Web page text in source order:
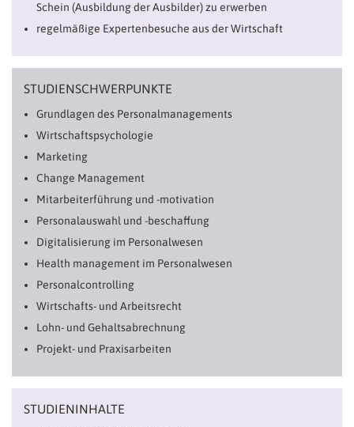
Schein (Ausbildung der Ausbilder) zu erwerben
regelmäßige Expertenbesuche aus der Wirtschaft
STUDIENSCHWERPUNKTE
Grundlagen des Personalmanagements
Wirtschaftspsychologie
Marketing
Change Management
Mitarbeiterführung und -motivation
Personalauswahl und -beschaffung
Digitalisierung im Personalwesen
Health management im Personalwesen
Personalcontrolling
Wirtschafts- und Arbeitsrecht
Lohn- und Gehaltsabrechnung
Projekt- und Praxisarbeiten
STUDIENINHALTE